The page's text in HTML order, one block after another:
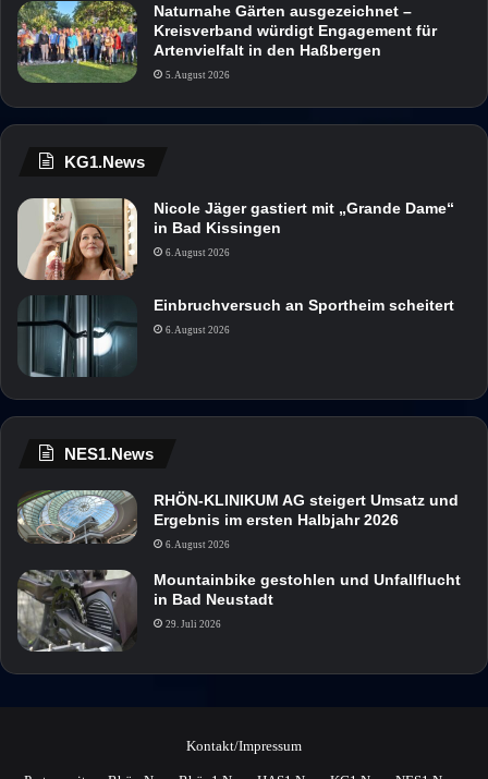
Naturnahe Gärten ausgezeichnet –
Kreisverband würdigt Engagement für
Artenvielfalt in den Haßbergen
5. August 2026
KG1.News
Nicole Jäger gastiert mit „Grande Dame“
in Bad Kissingen
6. August 2026
Einbruchversuch an Sportheim scheitert
6. August 2026
NES1.News
RHÖN-KLINIKUM AG steigert Umsatz und
Ergebnis im ersten Halbjahr 2026
6. August 2026
Mountainbike gestohlen und Unfallflucht
in Bad Neustadt
29. Juli 2026
Kontakt/Impressum